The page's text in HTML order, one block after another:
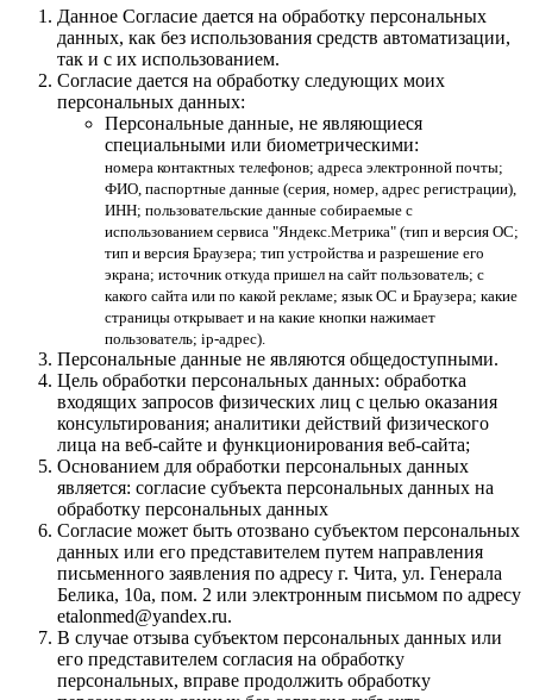
Данное Согласие дается на обработку персональных
данных, как без использования средств автоматизации,
так и с их использованием.
Согласие дается на обработку следующих моих
персональных данных:
Персональные данные, не являющиеся
специальными или биометрическими:
номера контактных телефонов; адреса электронной почты;
ФИО, паспортные данные (серия, номер, адрес регистрации),
ИНН; пользовательские данные собираемые с
использованием сервиса "Яндекс.Метрика" (тип и версия ОС;
тип и версия Браузера; тип устройства и разрешение его
экрана; источник откуда пришел на сайт пользователь; с
какого сайта или по какой рекламе; язык ОС и Браузера; какие
страницы открывает и на какие кнопки нажимает
пользователь; ip-адрес).
Персональные данные не являются общедоступными.
Цель обработки персональных данных: обработка
входящих запросов физических лиц с целью оказания
консультирования; аналитики действий физического
лица на веб-сайте и функционирования веб-сайта;
Основанием для обработки персональных данных
является: согласие субъекта персональных данных на
обработку персональных данных
Согласие может быть отозвано субъектом персональных
данных или его представителем путем направления
письменного заявления по адресу г. Чита, ул. Генерала
Белика, 10а, пом. 2 или электронным письмом по адресу
etalonmed@yandex.ru.
В случае отзыва субъектом персональных данных или
его представителем согласия на обработку
персональных, вправе продолжить обработку